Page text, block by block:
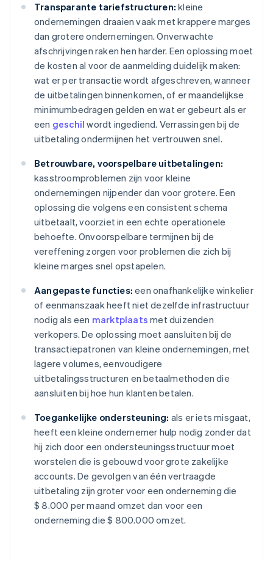
Transparante tariefstructuren: kleine
ondernemingen draaien vaak met krappere marges
dan grotere ondernemingen. Onverwachte
afschrijvingen raken hen harder. Een oplossing moet
de kosten al voor de aanmelding duidelijk maken:
wat er per transactie wordt afgeschreven, wanneer
de uitbetalingen binnenkomen, of er maandelijkse
minimumbedragen gelden en wat er gebeurt als er
een geschil wordt ingediend. Verrassingen bij de
uitbetaling ondermijnen het vertrouwen snel.
Betrouwbare, voorspelbare uitbetalingen:
kasstroomproblemen zijn voor kleine
ondernemingen nijpender dan voor grotere. Een
oplossing die volgens een consistent schema
uitbetaalt, voorziet in een echte operationele
behoefte. Onvoorspelbare termijnen bij de
vereffening zorgen voor problemen die zich bij
kleine marges snel opstapelen.
Aangepaste functies: een onafhankelijke winkelier
of eenmanszaak heeft niet dezelfde infrastructuur
nodig als een marktplaats met duizenden
verkopers. De oplossing moet aansluiten bij de
transactiepatronen van kleine ondernemingen, met
lagere volumes, eenvoudigere
uitbetalingsstructuren en betaalmethoden die
aansluiten bij hoe hun klanten betalen.
Toegankelijke ondersteuning: als er iets misgaat,
heeft een kleine ondernemer hulp nodig zonder dat
hij zich door een ondersteuningsstructuur moet
worstelen die is gebouwd voor grote zakelijke
accounts. De gevolgen van één vertraagde
uitbetaling zijn groter voor een onderneming die
$ 8.000 per maand omzet dan voor een
onderneming die $ 800.000 omzet.